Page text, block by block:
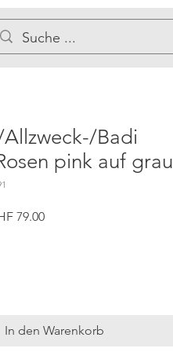
Allzweck-/Badi
pink auf grau
79.00Sale-
In den Warenkorb